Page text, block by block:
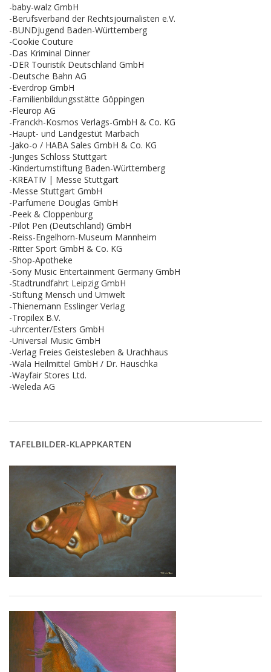
-baby-walz GmbH
-Berufsverband der Rechtsjournalisten e.V.
-BUNDjugend Baden-Württemberg
-Cookie Couture
-Das Kriminal Dinner
-DER Touristik Deutschland GmbH
-Deutsche Bahn AG
-Everdrop GmbH
-Familienbildungsstätte Göppingen
-Fleurop AG
-Franckh-Kosmos Verlags-GmbH & Co. KG
-Haupt- und Landgestüt Marbach
-Jako-o / HABA Sales GmbH & Co. KG
-Junges Schloss Stuttgart
-Kinderturnstiftung Baden-Württemberg
-KREATIV | Messe Stuttgart
-Messe Stuttgart GmbH
-Parfümerie Douglas GmbH
-Peek & Cloppenburg
-Pilot Pen (Deutschland) GmbH
-Reiss-Engelhorn-Museum Mannheim
-Ritter Sport GmbH & Co. KG
-Shop-Apotheke
-Sony Music Entertainment Germany GmbH
-Stadtrundfahrt Leipzig GmbH
-Stiftung Mensch und Umwelt
-Thienemann Esslinger Verlag
-Tropilex B.V.
-uhrcenter/Esters GmbH
-Universal Music GmbH
-Verlag Freies Geistesleben & Urachhaus
-Wala Heilmittel GmbH / Dr. Hauschka
-Wayfair Stores Ltd.
-Weleda AG
TAFELBILDER-KLAPPKARTEN